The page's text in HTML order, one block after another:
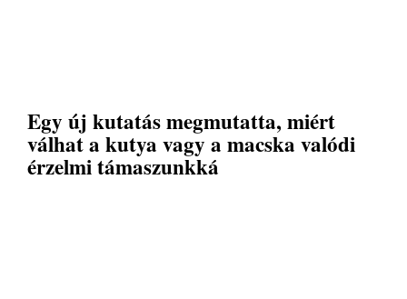
Egy új kutatás megmutatta, miért
válhat a kutya vagy a macska valódi
érzelmi támaszunkká